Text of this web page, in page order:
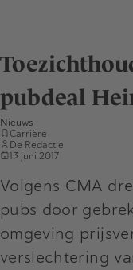
pubdeal
Nieuws
Carrière
De Redactie
13 juni 2017
Volgens CMA
pubs door
omgeving
verslechtering